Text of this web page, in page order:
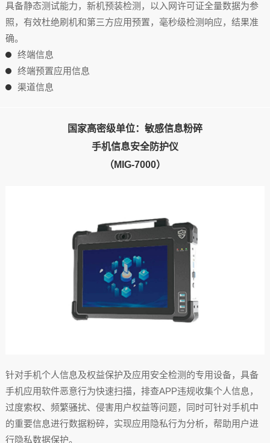
具备静态测试能力，新机预装检测，以入网许可证全量数据为参
照，有效杜绝刷机和第三方应用预置，毫秒级检测响应，结果准
确。
终端信息
终端预置应用信息
渠道信息
国家高密级单位：敏感信息粉碎
手机信息安全防护仪
（MIG-7000）
针对手机个人信息及权益保护及应用安全检测的专用设备，具备
手机应用软件恶意行为快速扫描，排查APP违规收集个人信息，
过度索权、频繁骚扰、侵害用户权益等问题，同时可针对手机中
的重要信息进行数据粉碎，实现应用隐私行为分析，帮助用户进
行隐私数据保护。